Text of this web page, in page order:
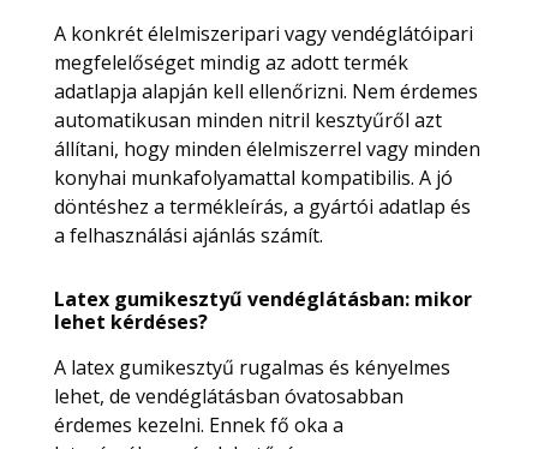
A konkrét élelmiszeripari vagy vendéglátóipari
megfelelőséget mindig az adott termék
adatlapja alapján kell ellenőrizni. Nem érdemes
automatikusan minden nitril kesztyűről azt
állítani, hogy minden élelmiszerrel vagy minden
konyhai munkafolyamattal kompatibilis. A jó
döntéshez a termékleírás, a gyártói adatlap és
a felhasználási ajánlás számít.
Latex gumikesztyű vendéglátásban: mikor
lehet kérdéses?
A latex gumikesztyű rugalmas és kényelmes
lehet, de vendéglátásban óvatosabban
érdemes kezelni. Ennek fő oka a